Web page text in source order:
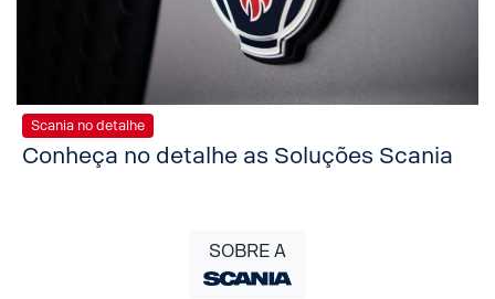
Scania no detalhe
Conheça no detalhe as Soluções Scania
SOBRE A